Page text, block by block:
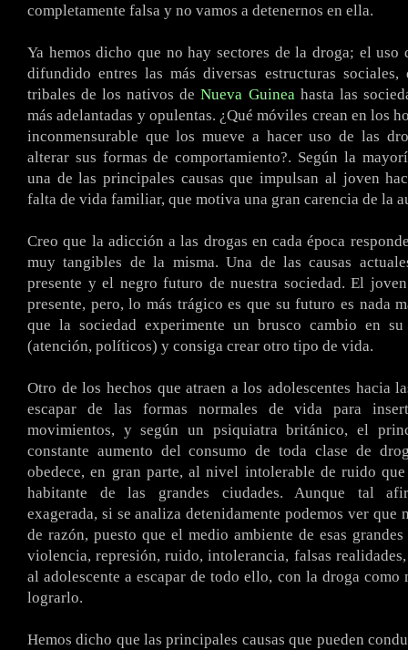
completamente falsa y no vamos a detenernos en ella.
Ya hemos dicho que no hay sectores de la droga; el uso
difundido entres las más diversas estructuras sociales,
tribales de los nativos deNueva Guineahasta las
más adelantadas y opulentas. ¿Qué móviles crean en los
inconmensurable que los mueve a hacer uso de las
alterar sus formas de comportamiento?. Según la
una de las principales causas que impulsan al joven
falta de vida familiar, que motiva una gran carencia de la
Creo que la adicción a las drogas en cada época
muy tangibles de la misma. Una de las causas
presente y el negro futuro de nuestra sociedad. El
presente, pero, lo más trágico es que su futuro es nada
que la sociedad experimente un brusco cambio en su
(atención, políticos) y consiga crear otro tipo de vida.
Otro de los hechos que atraen a los adolescentes hacia
escapar de las formas normales de vida para
movimientos, y según un psiquiatra británico, el
constante aumento del consumo de toda clase de
obedece, en gran parte, al nivel intolerable de ruido
habitante de las grandes ciudades. Aunque tal
exagerada, si se analiza detenidamente podemos ver que
de razón, puesto que el medio ambiente de esas
violencia, represión, ruido, intolerancia, falsas
al adolescente a escapar de todo ello, con la droga como
lograrlo.
Hemos dicho que las principales causas que pueden